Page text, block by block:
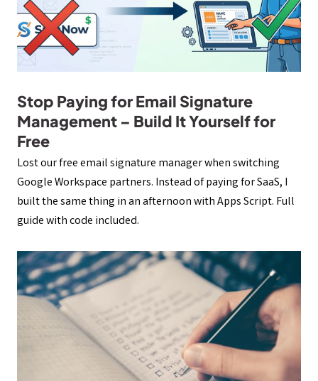
Stop Paying for Email Signature
Management – Build It Yourself for
Free
Lost our free email signature manager when switching
Google Workspace partners. Instead of paying for SaaS, I
built the same thing in an afternoon with Apps Script. Full
guide with code included.